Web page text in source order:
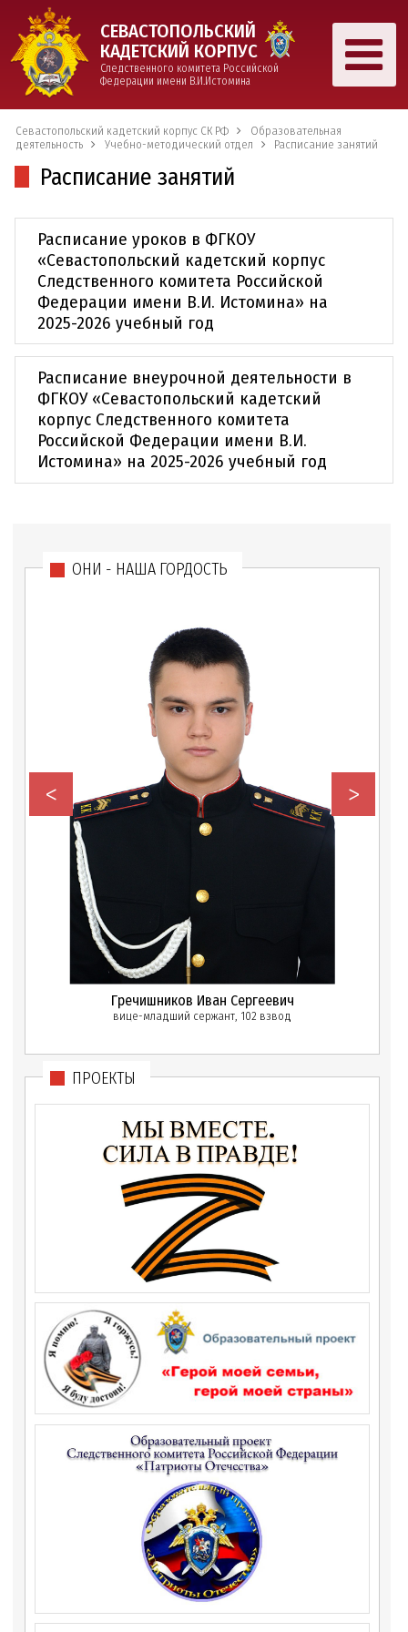
СЕВАСТОПОЛЬСКИЙ
КАДЕТСКИЙ КОРПУС
Следственного комитета Российской
Федерации имени В.И.Истомина
Севастопольский кадетский корпус СК РФ
Образовательная
деятельность
Учебно-методический отдел Расписание занятий
Расписание занятий
Расписание уроков в ФГКОУ
«Севастопольский кадетский корпус
Следственного комитета Российской
Федерации имени В.И. Истомина» на
2025-2026 учебный год
Расписание внеурочной деятельности в
ФГКОУ «Севастопольский кадетский
корпус Следственного комитета
Российской Федерации имени В.И.
Истомина» на 2025-2026 учебный год
ОНИ - НАША ГОРДОСТЬ
Гречишников Иван Сергеевич
вице-младший сержант, 102 взвод
< >
ПРОЕКТЫ